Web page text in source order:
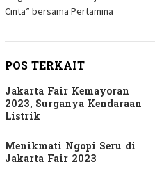
Cinta” bersama Pertamina
POS TERKAIT
Jakarta Fair Kemayoran
2023, Surganya Kendaraan
Listrik
Menikmati Ngopi Seru di
Jakarta Fair 2023